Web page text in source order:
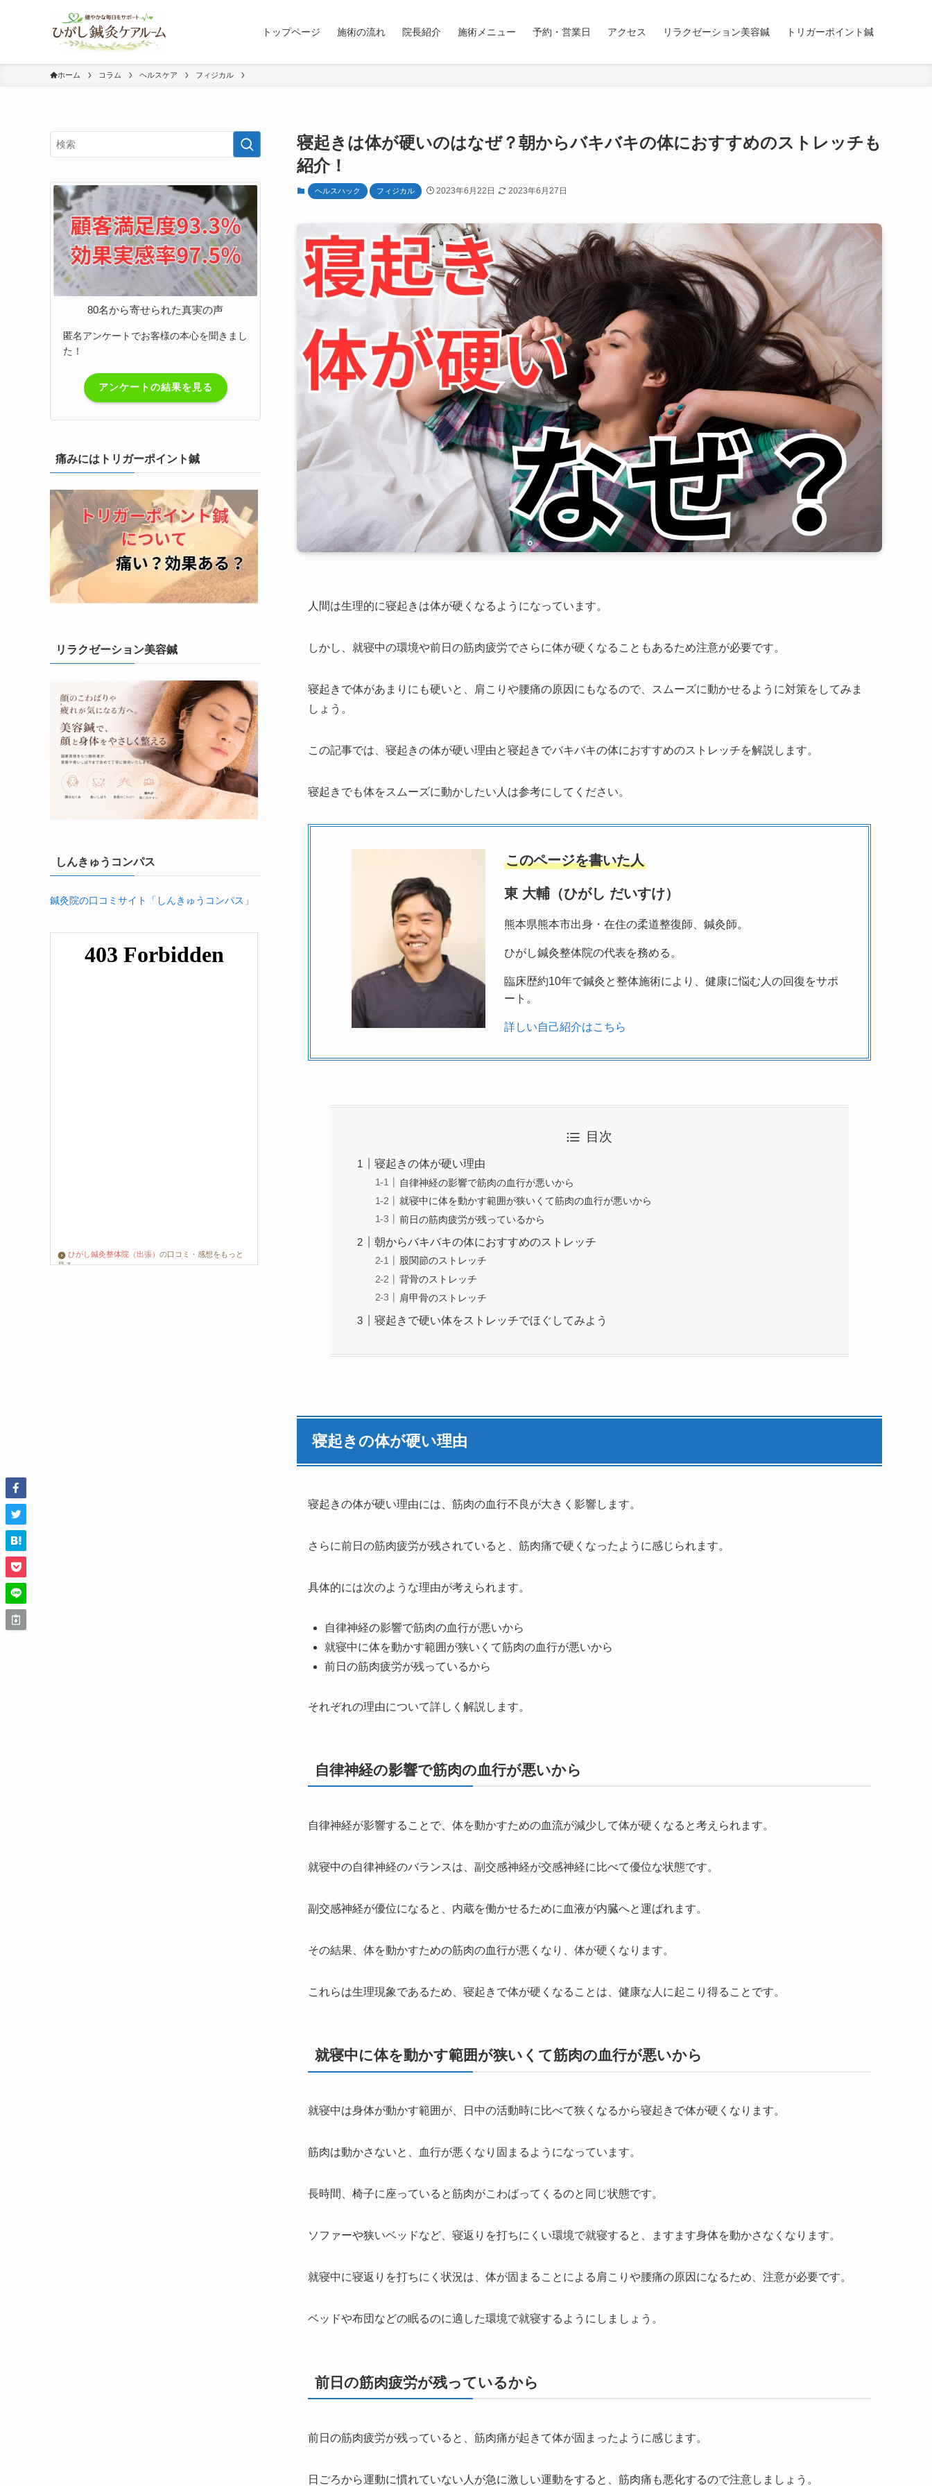
トップページ 施術の流れ 院長紹介 施術メニュー 予約・営業日 アクセス リラクゼーション美容鍼 トリガーポイント鍼
ホーム コラム ヘルスケア フィジカル
寝起きは体が硬いのはなぜ？朝からバキバキの体におすすめのストレッチも
紹介！
ヘルスハック フィジカル 2023年6月22日 2023年6月27日
人間は生理的に寝起きは体が硬くなるようになっています。
しかし、就寝中の環境や前日の筋肉疲労でさらに体が硬くなることもあるため注意が必要です。
寝起きで体があまりにも硬いと、肩こりや腰痛の原因にもなるので、スムーズに動かせるように対策をしてみま
しょう。
この記事では、寝起きの体が硬い理由と寝起きでバキバキの体におすすめのストレッチを解説します。
寝起きでも体をスムーズに動かしたい人は参考にしてください。
このページを書いた人
東 大輔（ひがし だいすけ）
熊本県熊本市出身・在住の柔道整復師、鍼灸師。
ひがし鍼灸整体院の代表を務める。
臨床歴約10年で鍼灸と整体施術により、健康に悩む人の回復をサポ
ート。
詳しい自己紹介はこちら
目次
寝起きの体が硬い理由
自律神経の影響で筋肉の血行が悪いから
就寝中に体を動かす範囲が狭いくて筋肉の血行が悪いから
前日の筋肉疲労が残っているから
朝からバキバキの体におすすめのストレッチ
股関節のストレッチ
背骨のストレッチ
肩甲骨のストレッチ
寝起きで硬い体をストレッチでほぐしてみよう
寝起きの体が硬い理由
寝起きの体が硬い理由には、筋肉の血行不良が大きく影響します。
さらに前日の筋肉疲労が残されていると、筋肉痛で硬くなったように感じられます。
具体的には次のような理由が考えられます。
自律神経の影響で筋肉の血行が悪いから
就寝中に体を動かす範囲が狭いくて筋肉の血行が悪いから
前日の筋肉疲労が残っているから
それぞれの理由について詳しく解説します。
自律神経の影響で筋肉の血行が悪いから
自律神経が影響することで、体を動かすための血流が減少して体が硬くなると考えられます。
就寝中の自律神経のバランスは、副交感神経が交感神経に比べて優位な状態です。
副交感神経が優位になると、内蔵を働かせるために血液が内臓へと運ばれます。
その結果、体を動かすための筋肉の血行が悪くなり、体が硬くなります。
これらは生理現象であるため、寝起きで体が硬くなることは、健康な人に起こり得ることです。
就寝中に体を動かす範囲が狭いくて筋肉の血行が悪いから
就寝中は身体が動かす範囲が、日中の活動時に比べて狭くなるから寝起きで体が硬くなります。
筋肉は動かさないと、血行が悪くなり固まるようになっています。
長時間、椅子に座っていると筋肉がこわばってくるのと同じ状態です。
ソファーや狭いベッドなど、寝返りを打ちにくい環境で就寝すると、ますます身体を動かさなくなります。
就寝中に寝返りを打ちにく状況は、体が固まることによる肩こりや腰痛の原因になるため、注意が必要です。
ベッドや布団などの眠るのに適した環境で就寝するようにしましょう。
前日の筋肉疲労が残っているから
前日の筋肉疲労が残っていると、筋肉痛が起きて体が固まったように感じます。
日ごろから運動に慣れていない人が急に激しい運動をすると、筋肉痛も悪化するので注意しましょう。
80名から寄せられた真実の声
匿名アンケートでお客様の本心を聞きまし
た！
アンケートの結果を見る
痛みにはトリガーポイント鍼
リラクゼーション美容鍼
しんきゅうコンパス
鍼灸院の口コミサイト「しんきゅうコンパス」
ひがし鍼灸整体院（出張） の口コミ・感想をもっと
見る